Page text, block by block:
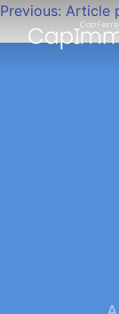
de
Previous: Article